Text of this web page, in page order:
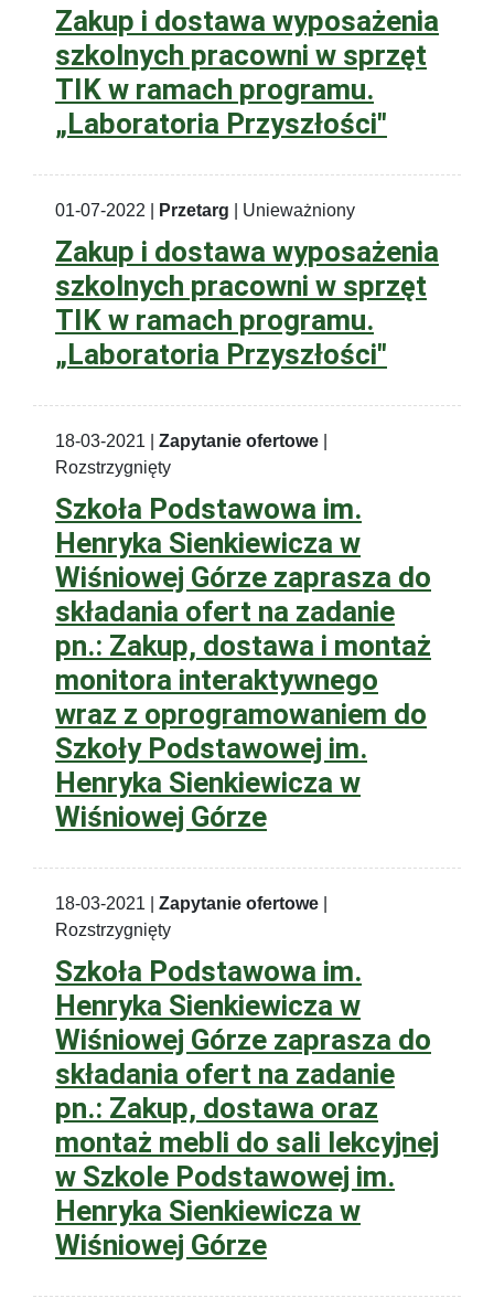
Zakup i dostawa wyposażenia
szkolnych pracowni w sprzęt
TIK w ramach programu.
„Laboratoria Przyszłości"
01-07-2022 | Przetarg | Unieważniony
Zakup i dostawa wyposażenia
szkolnych pracowni w sprzęt
TIK w ramach programu.
„Laboratoria Przyszłości"
18-03-2021 | Zapytanie ofertowe
Rozstrzygnięty
Szkoła Podstawowa im.
Henryka Sienkiewicza w
Wiśniowej Górze zaprasza do
składania ofert na zadanie
pn.: Zakup, dostawa i montaż
monitora interaktywnego
wraz z oprogramowaniem do
Szkoły Podstawowej im.
Henryka Sienkiewicza w
Wiśniowej Górze
18-03-2021 | Zapytanie ofertowe
Rozstrzygnięty
Szkoła Podstawowa im.
Henryka Sienkiewicza w
Wiśniowej Górze zaprasza do
składania ofert na zadanie
pn.: Zakup, dostawa oraz
montaż mebli do sali lekcyjnej
w Szkole Podstawowej im.
Henryka Sienkiewicza w
Wiśniowej Górze